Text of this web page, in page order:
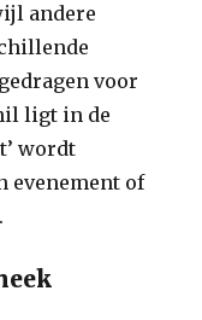
andere
voor
ligt in de
wordt
evenement of